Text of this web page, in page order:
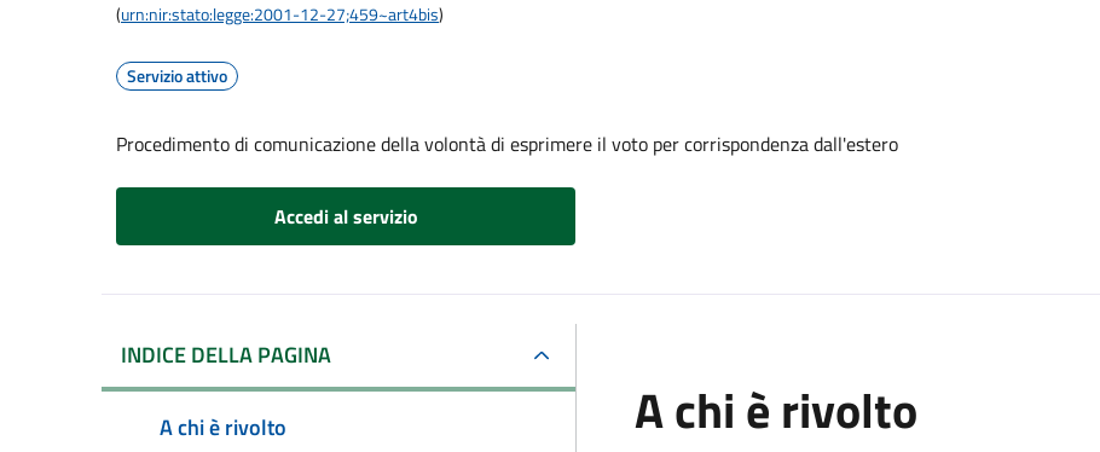
(urn:nir:stato:legge:2001-12-27;459~art4bis)
Servizio attivo
Procedimento di comunicazione della volontà di esprimere il voto per corrispondenza dall'estero
Accedi al servizio
INDICE DELLA PAGINA
A chi è rivolto
A chi è rivolto